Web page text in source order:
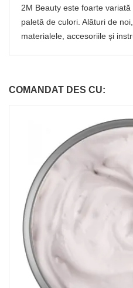
2M Beauty este foarte
paletă de culori. Alături de
materialele, accesoriile și
COMANDAT DES CU: